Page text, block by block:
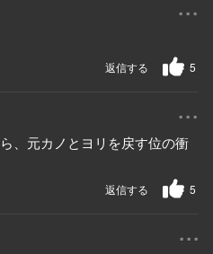
5
返信する
...
、元カノとヨリを戻す位の衝
5
返信する
...